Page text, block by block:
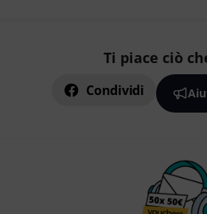
Ti piace ciò
Condividi